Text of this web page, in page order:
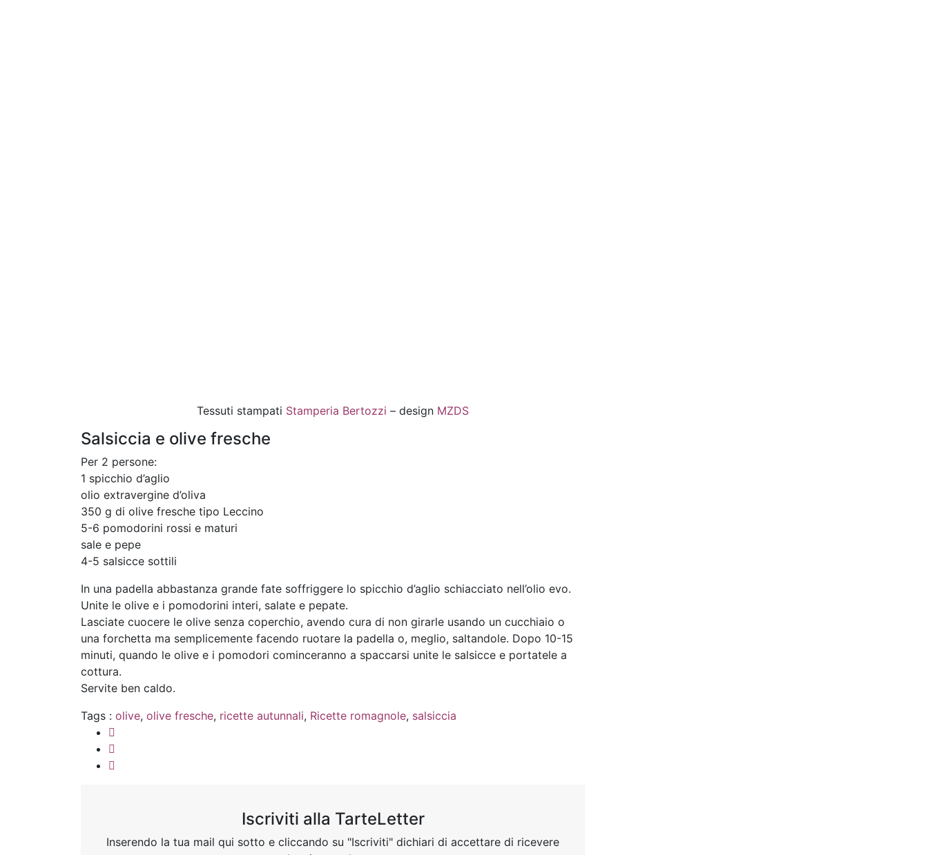
Tessuti stampati Stamperia Bertozzi – design MZDS
Salsiccia e olive fresche
Per 2 persone:
1 spicchio d’aglio
olio extravergine d’oliva
350 g di olive fresche tipo Leccino
5-6 pomodorini rossi e maturi
sale e pepe
4-5 salsicce sottili
In una padella abbastanza grande fate soffriggere lo spicchio d’aglio schiacciato nell’olio evo.
Unite le olive e i pomodorini interi, salate e pepate.
Lasciate cuocere le olive senza coperchio, avendo cura di non girarle usando un cucchiaio o
una forchetta ma semplicemente facendo ruotare la padella o, meglio, saltandole. Dopo 10-15
minuti, quando le olive e i pomodori cominceranno a spaccarsi unite le salsicce e portatele a
cottura.
Servite ben caldo.
Tags : olive, olive fresche, ricette autunnali, Ricette romagnole, salsiccia
Iscriviti alla TarteLetter
Inserendo la tua mail qui sotto e cliccando su "Iscriviti" dichiari di accettare di ricevere